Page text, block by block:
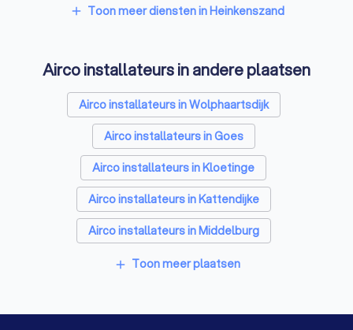
Zonnepanelen-installateurs in Heinkenszand
Thuisbatterij installateurs in Heinkenszand
add Toon meer diensten in Heinkenszand
Airco installateurs in andere plaatsen
Airco installateurs in Wolphaartsdijk
Airco installateurs in Goes
Airco installateurs in Kloetinge
Airco installateurs in Kattendijke
Airco installateurs in Middelburg
Airco installateurs in Oost-Souburg
add Toon meer plaatsen